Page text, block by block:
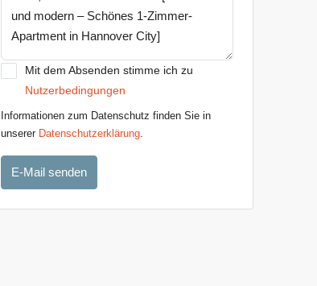
Mit dem Absenden stimme ich zu
Nutzerbedingungen
Informationen zum Datenschutz finden Sie in
unserer Datenschutzerklärung.
E-Mail senden